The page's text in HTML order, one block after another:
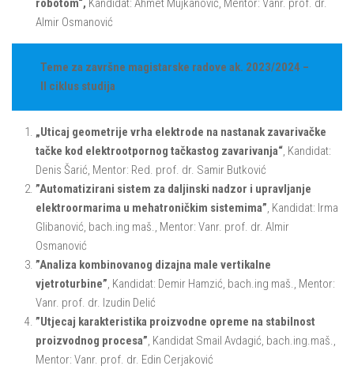
Almir Osmanović
Teme za završne magistarske radove ak. 2023/2024 –
II ciklus studija
„Uticaj geometrije vrha elektrode na nastanak zavarivačke
tačke kod elektrootpornog tačkastog zavarivanja“, Kandidat:
Denis Šarić, Mentor: Red. prof. dr. Samir Butković
”Automatizirani sistem za daljinski nadzor i upravljanje
elektroormarima u mehatroničkim sistemima”, Kandidat: Irma
Glibanović, bach.ing maš., Mentor: Vanr. prof. dr. Almir
Osmanović
”Analiza kombinovanog dizajna male vertikalne
vjetroturbine”, Kandidat: Demir Hamzić, bach.ing maš., Mentor:
Vanr. prof. dr. Izudin Delić
”Utjecaj karakteristika proizvodne opreme na stabilnost
proizvodnog procesa”, Kandidat Smail Avdagić, bach.ing.maš.,
Mentor: Vanr. prof. dr. Edin Cerjaković